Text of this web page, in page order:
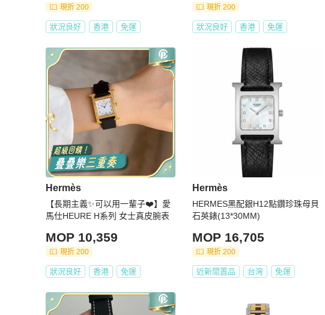
現折 200
狀況良好 香港 免運
現折 200
狀況良好 香港 免運
Hermès
【長期主義✨可以用一輩子❤️】愛
馬仕HEURE H系列 女士真皮腕表
MOP 10,359
現折 200
狀況良好 香港 免運
Hermès
HERMES黑配銀H12點鑽珍珠母貝
石英錶(13*30MM)
MOP 16,705
現折 200
近新閒置品 台灣 免運